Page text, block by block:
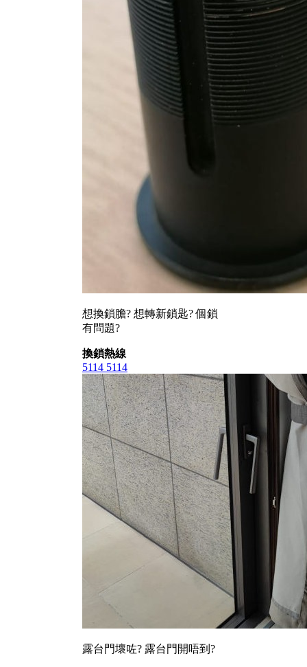
想換鎖膽? 想轉新鎖匙? 個鎖
有問題?
換鎖熱線
5114 5114
露台門壞咗? 露台門開唔到?